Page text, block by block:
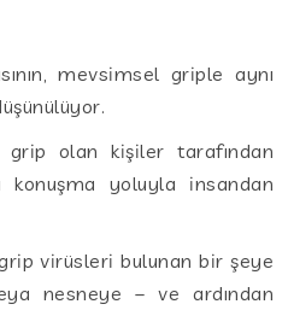
mevsimsel griple aynı
olan kişiler tarafından
konuşma yoluyla insandan
virüsleri bulunan bir şeye
nesneye – ve ardından